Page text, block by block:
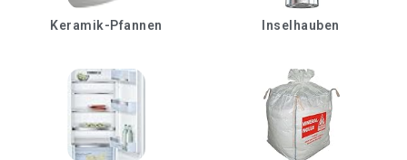
Keramik-Pfannen Inselhauben